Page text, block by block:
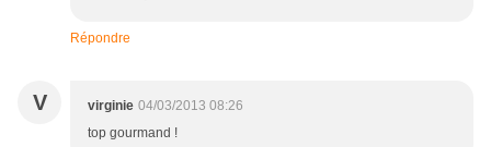
Répondre
V virginie 04/03/2013 08:26
top gourmand !